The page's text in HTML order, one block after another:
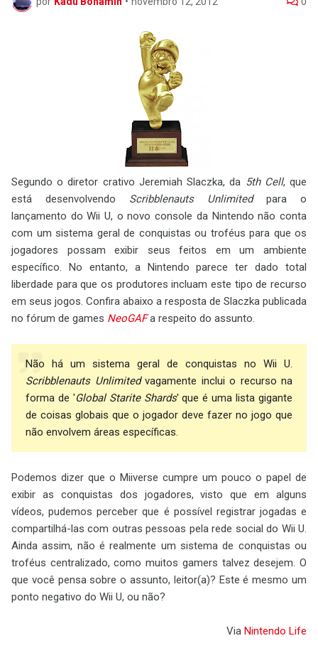
Segundo o diretor crativo Jeremiah Slaczka, da 5th Cell, que
está desenvolvendo Scribblenauts Unlimitedpara o
lançamento do Wii U, o novo console da Nintendo não conta
com um sistema geral de conquistas ou troféus para que os
jogadores possam exibir seus feitos em um ambiente
específico. No entanto, a Nintendo parece ter dado total
liberdade para que os produtores incluam este tipo de recurso
em seus jogos. Confira abaixo a resposta de Slaczka publicada
no fórum de games NeoGAFa respeito do assunto.
Não há um sistema geral de conquistas no Wii U.
Scribblenauts Unlimitedvagamente inclui o recurso na
forma de 'Global Starite Shards' que é uma lista gigante
de coisas globais que o jogador deve fazer no jogo que
não envolvem áreas específicas.
Podemos dizer que o Miiverse cumpre um pouco o papel de
exibir as conquistas dos jogadores, visto que em alguns
vídeos, pudemos perceber que é possível registrar jogadas e
compartilhá-las com outras pessoas pela rede social do Wii U.
Ainda assim, não é realmente um sistema de conquistas ou
troféus centralizado, como muitos gamers talvez desejem. O
que você pensa sobre o assunto, leitor(a)? Este é mesmo um
ponto negativo do Wii U, ou não?
Via Nintendo Life